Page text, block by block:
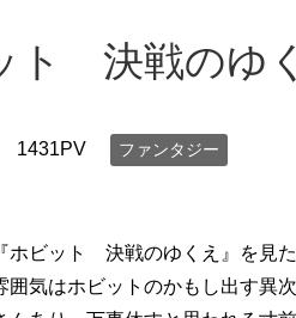
ト 決戦のゆ
1431PV ファンタジー
ホビット 決戦のゆくえ』を見
囲気はホビットのかもし出す異